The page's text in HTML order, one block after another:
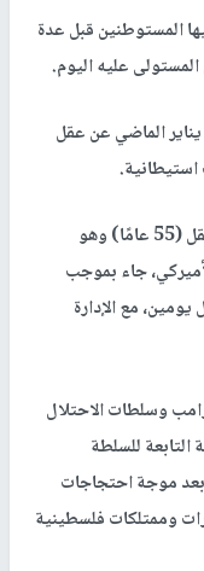
المستوطنين قبل عدة
عليه اليوم.
الماضي عن عقل
وبحسب وسائل اعلام عبرية فان الإفراج عن عقل (55 عامًا) وهو
جاء بموجب
مع الإدارة
وسلطات الاحتلال
للسلطة
موجة احتجاجات
وممتلكات فلسطينية